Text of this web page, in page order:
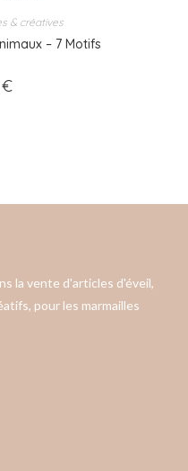
& créatives
– 7 Motifs
€
la vente d'articles d'éveil,
pour les marmailles